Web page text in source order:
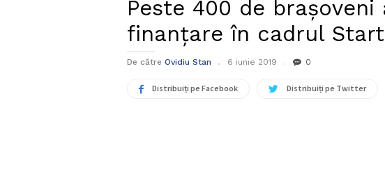
Peste 400 de
finanţare în cadrul
De către Ovidiu Stan 6 iunie 2019 0
Distribuiți pe Facebook Distribuiți pe Twitter